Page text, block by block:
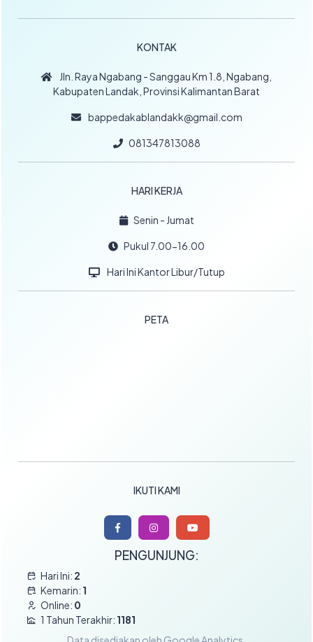
KONTAK
Jln. Raya Ngabang - Sanggau Km 1.8, Ngabang,
Kabupaten Landak, Provinsi Kalimantan Barat
bappedakablandakk@gmail.com
081347813088
HARI KERJA
Senin - Jumat
Pukul 7.00-16.00
Hari Ini Kantor Libur/Tutup
PETA
IKUTI KAMI
PENGUNJUNG:
Hari Ini: 2
Kemarin: 1
Online: 0
1 Tahun Terakhir: 1181